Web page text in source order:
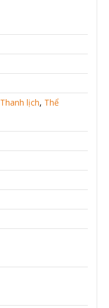
Thanh lịch, Thể